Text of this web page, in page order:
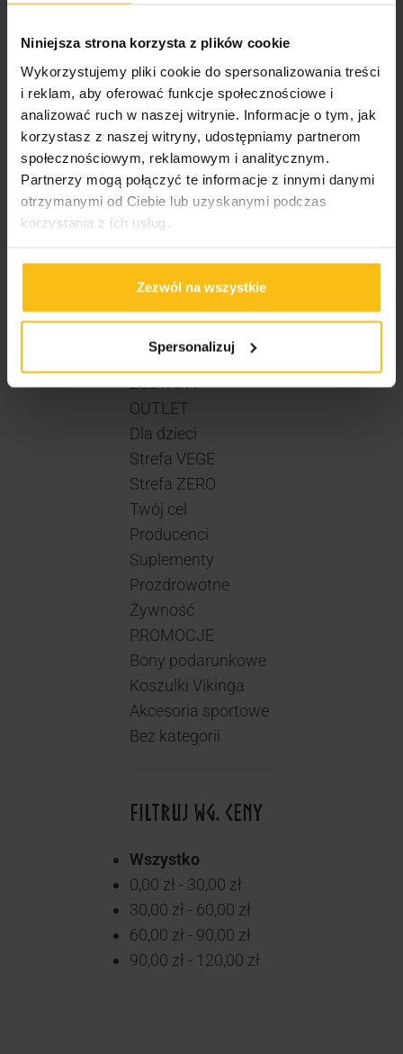
Niniejsza strona korzysta z plików cookie
Wykorzystujemy pliki cookie do spersonalizowania treści
i reklam, aby oferować funkcje społecznościowe i
analizować ruch w naszej witrynie. Informacje o tym, jak
korzystasz z naszej witryny, udostępniamy partnerom
społecznościowym, reklamowym i analitycznym.
Partnerzy mogą połączyć te informacje z innymi danymi
otrzymanymi od Ciebie lub uzyskanymi podczas
korzystania z ich usług.
Zezwól na wszystkie
Spersonalizuj
KATEGORIE
WYPRZEDAŻ
PARTY BOXY
ZESTAWY
OUTLET
Dla dzieci
Strefa VEGE
Strefa ZERO
Twój cel
Producenci
Suplementy
Prozdrowotne
Żywność
PROMOCJE
Bony podarunkowe
Koszulki Vikinga
Akcesoria sportowe
Bez kategorii
FILTRUJ WG. CENY
Wszystko
0,00 zł - 30,00 zł
30,00 zł - 60,00 zł
60,00 zł - 90,00 zł
90,00 zł - 120,00 zł
IRON HORSE Iron Pump
2.0 320g
79,00zł
KUP TERAZ
Real Pharm CitruArgin
Cytrulina + Arginina
300g
53,99zł
KUP TERAZ